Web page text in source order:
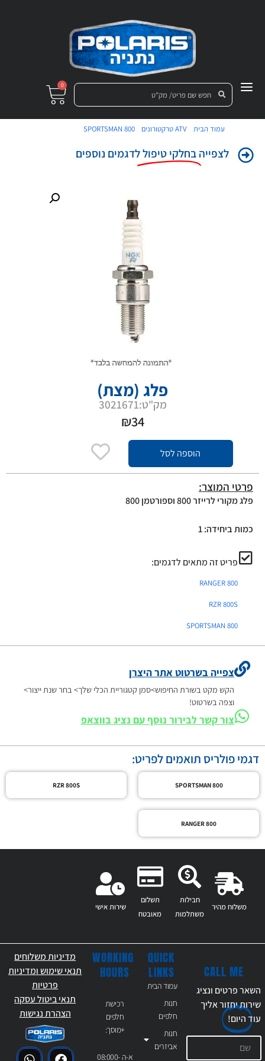
0
עמוד הבית ATV טרקטורונים SPORTSMAN 800
לצפייהבחלקי טיפוללדגמים נוספים
פלג (מצת)
מק"ט:3021671
₪34
הוספה לסל
פרטי המוצר:
פלג מקורי לרייזר 800 וספורטמן 800
כמות ביחידה: 1
פריט זה מתאים לדגמים:
RANGER 800
RZR 800S
SPORTSMAN 800
צפייה בשרטוט אתר היצרן
הקש מקט בשורת החיפוש>סמן קטגוריית הכלי שלך> בחר שנת ייצור>
וצפה בשרטוט!
צור קשר לבירור נוסף עם נציג בווצאפ
דגמי פולריס תואמים לפריט:
SPORTSMAN 800
RZR 800S
RANGER 800
משלוח מהיר
חבילות
משתלמות
תשלום
מאובטח
שירות אישי
QUICK
LINKS
עמוד הבית
חנות
חלפים
חנות
אביזרים
WORKING
HOURS
רכישת
חלפים
+מוסך:
א-ה 08:000-
CALL ME
השאר פרטים ונציג
שירות יחזור אליך
עודהיום!
מדיניות משלוחים
תנאי שימוש ומדיניות
פרטיות
תנאי ביטול עסקה
הצהרת נגישות